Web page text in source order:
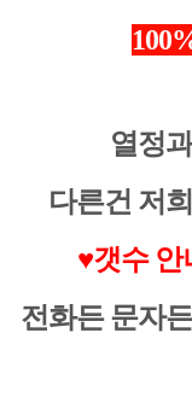
열정
다른건 저
♥갯수 안
전화든 문자